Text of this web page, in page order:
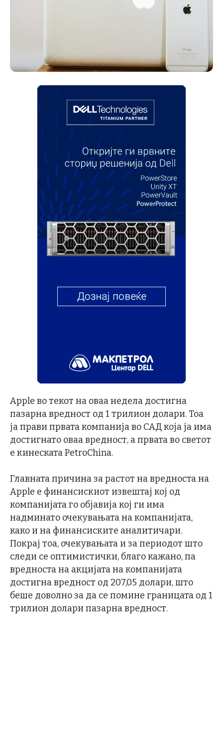
Apple во текот на оваа недела достигна
пазарна вредност од 1 трилион долари. Тоа
ја прави првата компанија во САД која ја има
достигнато оваа вредност, а првата во светот
е кинеската PetroChina.
Главната причина за растот на вредноста на
Apple е финансискиот извештај кој од
компанијата го објавија кој ги има
надминато очекувањата на компанијата,
како и на финансиските аналитичари.
Покрај тоа, очекувањата и за периодот што
следи се оптимистички, благо кажано, па
вредноста на акцијата на компанијата
достигна вредност од 207,05 долари, што
беше доволно за да се помине границата од 1
трилион долари пазарна вредност.